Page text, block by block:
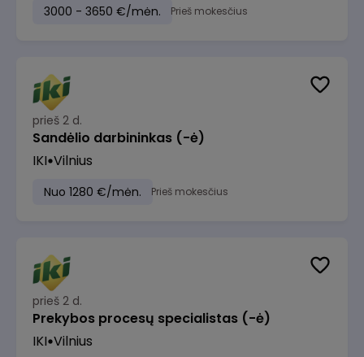
3000 - 3650 €/mėn. Prieš mokesčius
prieš 2 d.
Sandėlio darbininkas (-ė)
IKI Vilnius
Nuo 1280 €/mėn. Prieš mokesčius
prieš 2 d.
Prekybos procesų specialistas (-ė)
IKI Vilnius